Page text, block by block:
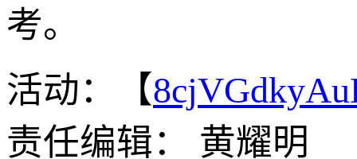
考。
活动：【
责任编辑： 黄耀明